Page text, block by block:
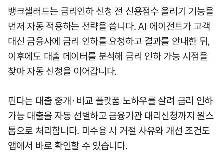
뱅크샐러드는 금리인하 신청 전 신용점수 올리기 기능을
먼저 자동 적용하는 전략을 씁니다. AI 에이전트가 고객
대신 금융사에 금리 인하를 요청하고 결과를 안내한 뒤,
이후에도 대출 데이터를 분석해 금리 인하 가능 시점을
찾아 자동 신청을 이어갑니다.
핀다는 대출 중개·비교 플랫폼 노하우를 살려 금리 인하
가능 대출을 자동 선별하고 금융기관 대리신청까지 원스
톱으로 처리합니다. 미수용 시 거절 사유와 개선 조건도
앱에서 바로 확인할 수 있습니다.